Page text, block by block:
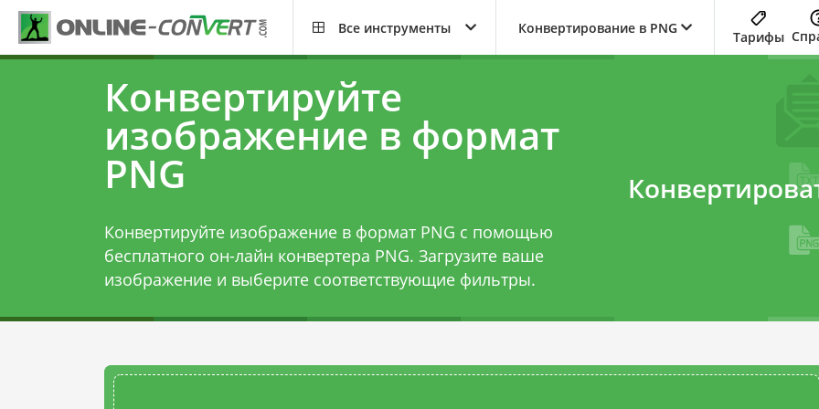
Все инструменты Конвертирование в PNG
Тарифы
Конвертируйте
изображение в формат
PNG
Конвертируйте изображение в формат PNG с помощью
бесплатного он-лайн конвертера PNG. Загрузите ваше
изображение и выберите соответствующие фильтры.